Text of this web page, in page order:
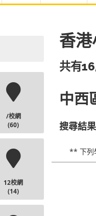
香
共有
中西
搜尋結
** 下列
/校網
(60)
12校網
(14)